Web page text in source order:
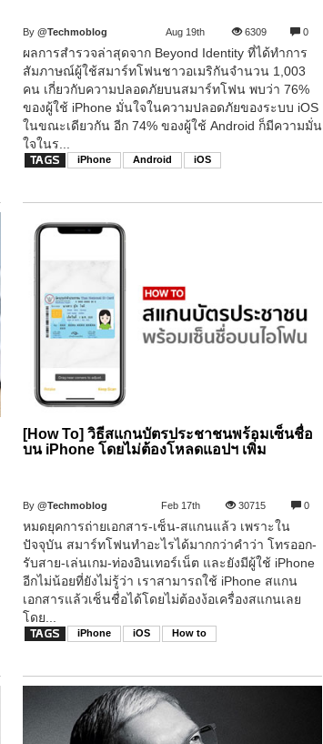
By@Techmoblog Aug 19th 6309 0
ผลการสำรวจล่าสุดจาก Beyond Identity ที่ได้ทำการ
สัมภาษณ์ผู้ใช้สมาร์ทโฟนชาวอเมริกันจำนวน 1,003
คน เกี่ยวกับความปลอดภัยบนสมาร์ทโฟน พบว่า 76%
ของผู้ใช้ iPhone มั่นใจในความปลอดภัยของระบบ iOS
ในขณะเดียวกัน อีก 74% ของผู้ใช้ Android ก็มีความมั่น
ใจในร...
iPhone Android iOS
[How To] วิธีสแกนบัตรประชาชนพร้อมเซ็นชื่อ
บน iPhone โดยไม่ต้องโหลดแอปฯ เพิ่ม
By@Techmoblog Feb 17th 30715 0
หมดยุคการถ่ายเอกสาร-เซ็น-สแกนแล้ว เพราะใน
ปัจจุบัน สมาร์ทโฟนทำอะไรได้มากกว่าคำว่า โทรออก-
รับสาย-เล่นเกม-ท่องอินเทอร์เน็ต และยังมีผู้ใช้ iPhone
อีกไม่น้อยที่ยังไม่รู้ว่า เราสามารถใช้ iPhone สแกน
เอกสารแล้วเซ็นชื่อได้โดยไม่ต้องง้อเครื่องสแกนเลย
โดย...
iPhone iOS How to